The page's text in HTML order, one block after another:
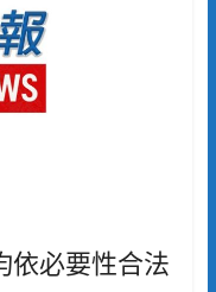
必要性合法